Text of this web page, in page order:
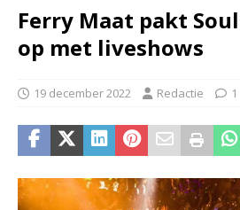
Ferry Maat pakt
op met liveshows
19 december 2022 Redactie 1